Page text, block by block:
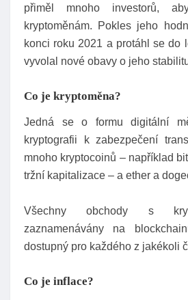
přiměl mnoho investorů,
kryptoměnám. Pokles jeho
konci roku 2021 a protáhl se do
vyvolal nové obavy o jeho
Co je kryptoměna?
Jedná se o formu digitální
kryptografii k zabezpečení
mnoho kryptocoinů – například
tržní kapitalizace – a ether a
Všechny obchody s
zaznamenávány na
dostupný pro každého z jakékoli
Co je inflace?